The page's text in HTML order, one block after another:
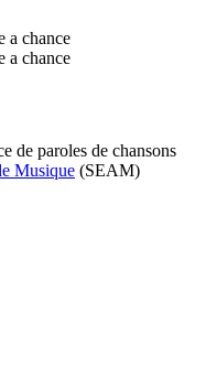
a chance
a chance
de paroles de chansons
Musique (SEAM)